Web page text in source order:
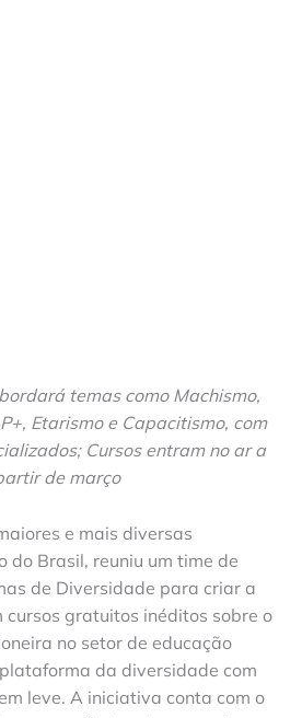
temas como Machismo,
Etarismo e Capacitismo, com
Cursos entram no ar a
de março
e mais diversas
do Brasil, reuniu um time de
de Diversidade para criar a
cursos gratuitos inéditos sobre o
no setor de educação
da diversidade com
leve. A iniciativa conta com o